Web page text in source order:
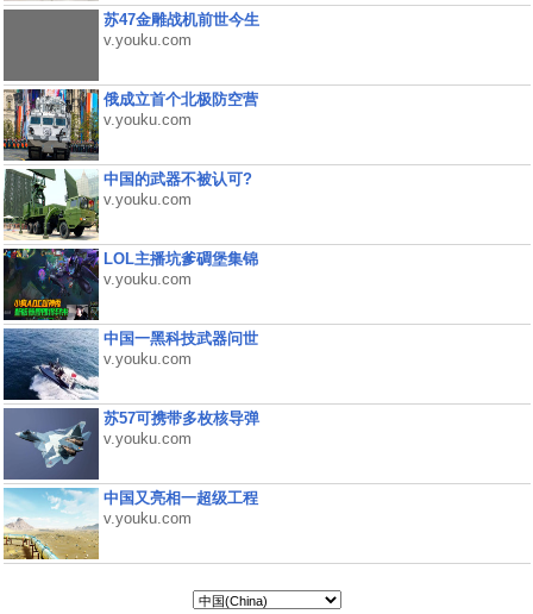
苏47金雕战机前世今生
v.youku.com
俄成立首个北极防空营
v.youku.com
中国的武器不被认可?
v.youku.com
LOL主播坑爹碉堡集锦
v.youku.com
中国一黑科技武器问世
v.youku.com
苏57可携带多枚核导弹
v.youku.com
中国又亮相一超级工程
v.youku.com